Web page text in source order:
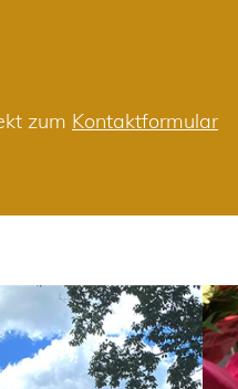
zum Kontaktformular